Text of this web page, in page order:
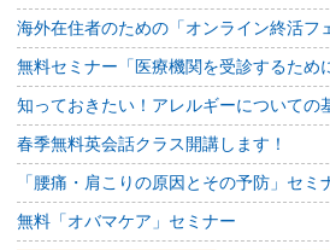
海外在住者のための「オンライン終活フ
無料セミナー「医療機関を受診するため
知っておきたい！アレルギーについての
春季無料英会話クラス開講します！
「腰痛・肩こりの原因とその予防」セミ
無料「オバマケア」セミナー